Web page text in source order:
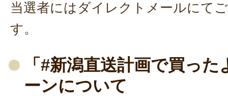
当選者にはダイレクトメールにて
す。
「#新潟直送計画で買っ
ーンについて